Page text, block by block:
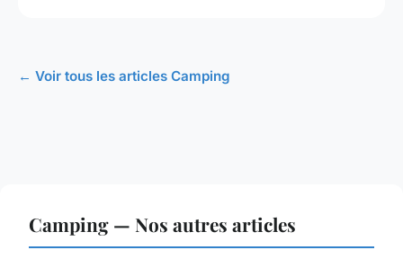
← Voir tous les articles Camping
Camping — Nos autres articles